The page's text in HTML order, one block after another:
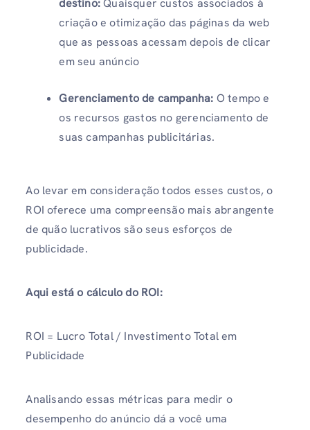
destino:Quaisquer custos associados à
criação e otimização das páginas da web
que as pessoas acessam depois de clicar
em seu anúncio
Gerenciamento de campanha: O tempo e
os recursos gastos no gerenciamento de
suas campanhas publicitárias.
Ao levar em consideração todos esses custos, o
ROI oferece uma compreensão mais abrangente
de quão lucrativos são seus esforços de
publicidade.
Aqui está o cálculo do ROI:
ROI = Lucro Total / Investimento Total em
Publicidade
Analisando essas métricas para medir o
desempenho do anúncio dá a você uma